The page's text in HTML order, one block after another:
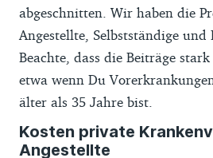
abgeschnitten. Wir haben die
Angestellte, Selbstständige und
Beachte, dass die Beiträge
etwa wenn Du
älter als 35 Jahre bist.
Kosten private
Angestellte